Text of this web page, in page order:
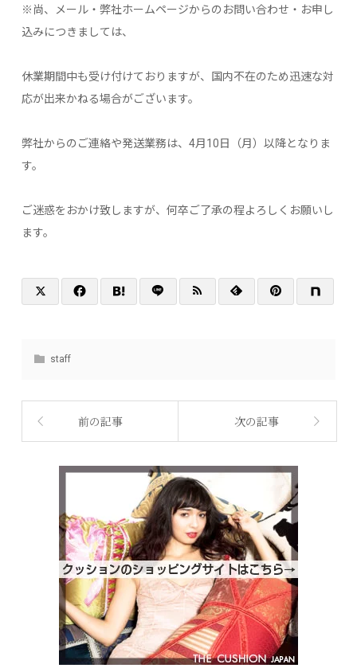
※尚、メール・弊社ホームページからのお問い合わせ・お申し
込みにつきましては、
休業期間中も受け付けておりますが、国内不在のため迅速な対
応が出来かねる場合がございます。
弊社からのご連絡や発送業務は、4月10日（月）以降となりま
す。
ご迷惑をおかけ致しますが、何卒ご了承の程よろしくお願いし
ます。
staff
前の記事 次の記事